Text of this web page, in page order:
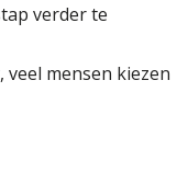
verder te
mensen kiezen